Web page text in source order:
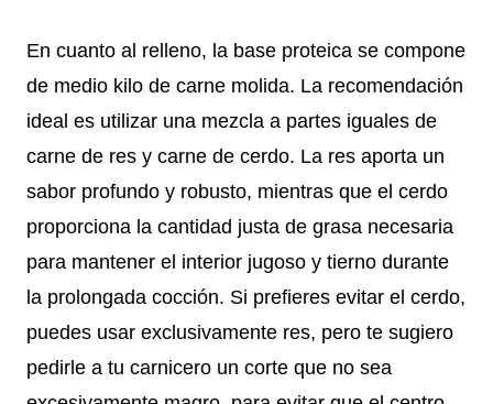
En cuanto al relleno, la base proteica se compone
de medio kilo de carne molida. La recomendación
ideal es utilizar una mezcla a partes iguales de
carne de res y carne de cerdo. La res aporta un
sabor profundo y robusto, mientras que el cerdo
proporciona la cantidad justa de grasa necesaria
para mantener el interior jugoso y tierno durante
la prolongada cocción. Si prefieres evitar el cerdo,
puedes usar exclusivamente res, pero te sugiero
pedirle a tu carnicero un corte que no sea